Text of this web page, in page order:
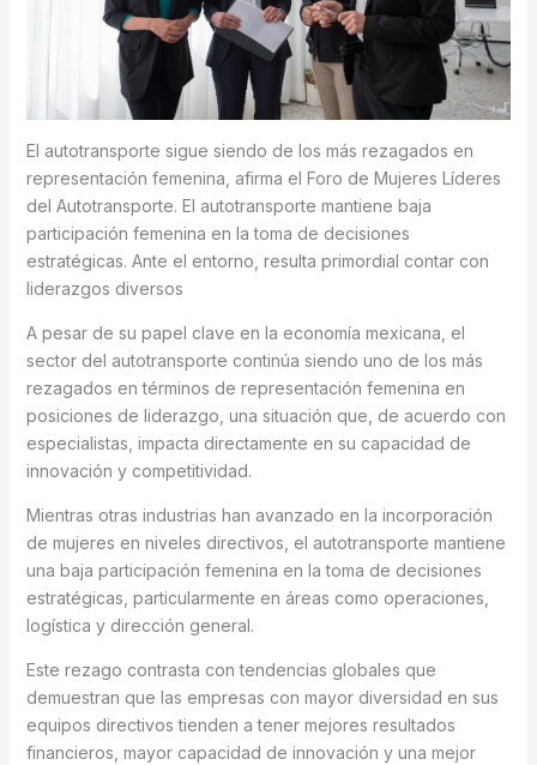
El autotransporte sigue siendo de los más rezagados en
representación femenina, afirma el Foro de Mujeres Líderes
del Autotransporte. El autotransporte mantiene baja
participación femenina en la toma de decisiones
estratégicas. Ante el entorno, resulta primordial contar con
liderazgos diversos
A pesar de su papel clave en la economía mexicana, el
sector del autotransporte continúa siendo uno de los más
rezagados en términos de representación femenina en
posiciones de liderazgo, una situación que, de acuerdo con
especialistas, impacta directamente en su capacidad de
innovación y competitividad.
Mientras otras industrias han avanzado en la incorporación
de mujeres en niveles directivos, el autotransporte mantiene
una baja participación femenina en la toma de decisiones
estratégicas, particularmente en áreas como operaciones,
logística y dirección general.
Este rezago contrasta con tendencias globales que
demuestran que las empresas con mayor diversidad en sus
equipos directivos tienden a tener mejores resultados
financieros, mayor capacidad de innovación y una mejor